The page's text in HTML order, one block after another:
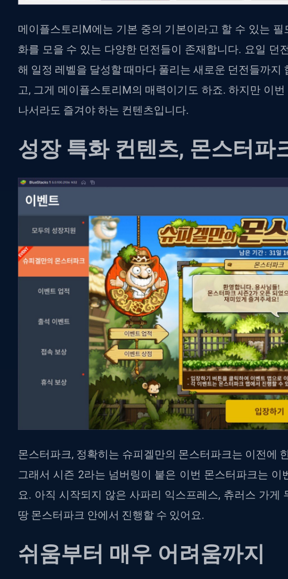
메이플스토리M에는 기본 중의 기본이라고 할 수 있는
화를 모을 수 있는 다양한 던전들이 존재합니다. 요일 던
해 일정 레벨을 달성할 때마다 풀리는 새로운 던전들까지
고, 그게 메이플스토리M의 매력이기도 하죠. 하지만 이
나서라도 즐겨야 하는 컨텐츠입니다.
성장 특화 컨텐츠, 몬스터파
몬스터파크, 정확히는 슈피겔만의 몬스터파크는 이전에
그래서 시즌 2라는 넘버링이 붙은 이번 몬스터파크는 이
요. 아직 시작되지 않은 사파리 익스프레스, 츄러스 가게
땅 몬스터파크 안에서 진행할 수 있어요.
쉬움부터 매우 어려움까지